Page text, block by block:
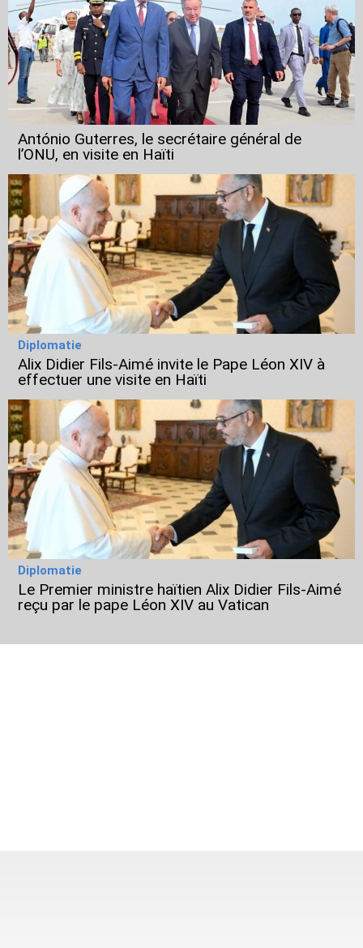
António Guterres, le secrétaire général de
l’ONU, en visite en Haïti
Diplomatie
Alix Didier Fils-Aimé invite le Pape Léon XIV à
effectuer une visite en Haïti
Diplomatie
Le Premier ministre haïtien Alix Didier Fils-Aimé
reçu par le pape Léon XIV au Vatican